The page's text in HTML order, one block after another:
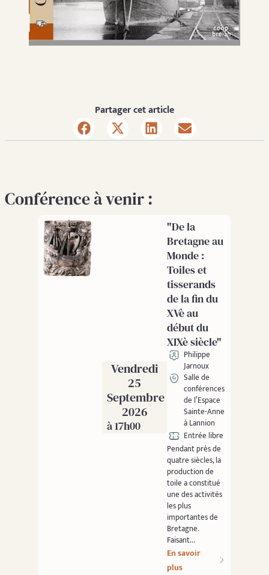
Partager cet article
Conférence à venir :
Vendredi
25
Septembre
2026
à 17h00
"De la
Bretagne au
Monde :
Toiles et
tisserands
de la fin du
XVè au
début du
XIXè siècle"
Philippe
Jarnoux
Salle de
conférences
de l’Espace
Sainte-Anne
à Lannion
Entrée libre
Pendant près de
quatre siècles, la
production de
toile a constitué
une des activités
les plus
importantes de
Bretagne.
Faisant...
En savoir
plus